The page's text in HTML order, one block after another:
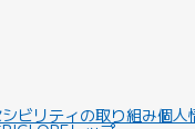
ビリティの取り組み個人